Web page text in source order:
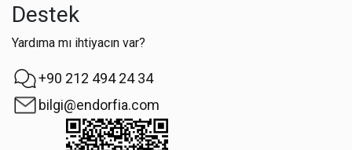
Destek
Yardıma mı ihtiyacın var?
+90 212 494 24 34
bilgi@endorfia.com